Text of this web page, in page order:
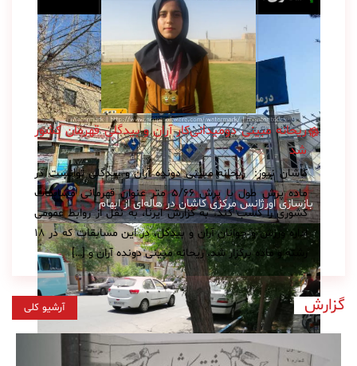
بازسازی اورژانس مرکزی کاشان در هاله‌ای از ابهام
ریحانه مبینی دو‌میدانی‌کار آران و بیدگلی قهرمان کشور
شد
کاشان نیوز: ریحانه مبینی دونده آران و بیدگلی توانست در
ماده پرش طول با پرش ۵/۶۶ متر عنوان قهرمانی مسابقات
کشوری را کسب کند. به گزارش ایرنا، به نقل از روابط عمومی
اداره ورزش و جوانان آران و بیدگل، در این مسابقات که در ۱۸
رشته و ماده برگزار شد، ریحانه مبینی دونده آران و […]
گزارش آرشیو کلی